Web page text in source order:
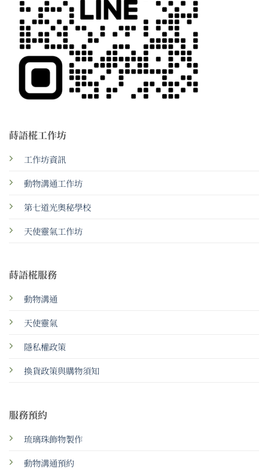
蒔語椛工作坊
工作坊資訊
動物溝通工作坊
第七道光奧秘學校
天使靈氣工作坊
蒔語椛服務
動物溝通
天使靈氣
隱私權政策
換貨政策與購物須知
服務預約
琉璃珠飾物製作
動物溝通預約